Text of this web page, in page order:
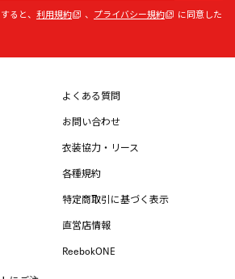
ると、 利用規約 、 プライバシー規約
に同意した
よくある質問
お問い合わせ
衣装協力・リース
各種規約
特定商取引に基づく表示
直営店情報
ReebokONE